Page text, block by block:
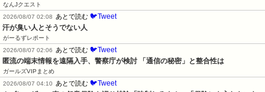
なんJクエスト
2026/08/07 02:08
あとで読む 🐦Tweet
汗が臭い人とそうでない人
がーるずレポート
2026/08/07 02:06
あとで読む 🐦Tweet
匿流の端末情報を遠隔入手、警察庁が検討 「通信の秘密」と整合性は
ガールズVIPまとめ
2026/08/07 04:10
あとで読む 🐦Tweet